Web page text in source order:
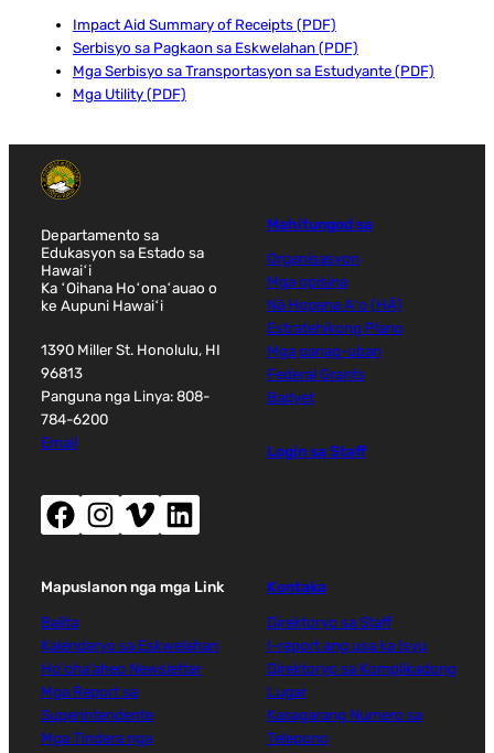
Impact Aid Summary of Receipts (PDF)
Serbisyo sa Pagkaon sa Eskwelahan (PDF)
Mga Serbisyo sa Transportasyon sa Estudyante (PDF)
Mga Utility (PDF)
Departamento sa
Edukasyon sa Estado sa
Hawaiʻi
Ka ʻOihana Hoʻonaʻauao o
ke Aupuni Hawaiʻi
1390 Miller St. Honolulu, HI
96813
Panguna nga Linya: 808-
784-6200
Email
Facebook (nag-abli sa bag-ong bintana)
Instagram (nag-abli sa bag-ong bintana)
Vimeo (nag-abli sa bag-ong bintana)
LinkedIn (nag-abli sa bag-ong bintana)
Mahitungod sa
Organisasyon
Mga opisina
Nā Hopena Aʻo (HĀ)
Estratehikong Plano
Mga panag-uban
Federal Grants
Badyet
Login sa Staff
Mapuslanon nga mga Link
Balita
Kalendaryo sa Eskwelahan
Ho'oha'aheo Newsletter
Mga Report sa
Superintendente
Mga Tindera nga
Kontaka
Direktoryo sa Staff
I-report ang usa ka Isyu
Direktoryo sa Komplikadong
Lugar
Kasagarang Numero sa
Telepono